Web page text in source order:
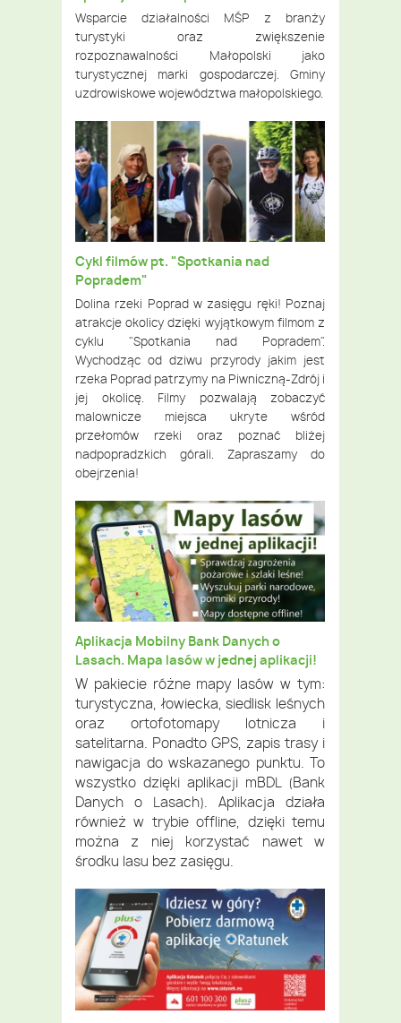
Wsparcie działalności MŚP z branży
turystyki oraz zwiększenie
rozpoznawalności Małopolski jako
turystycznej marki gospodarczej. Gminy
uzdrowiskowe województwa małopolskiego.
Cykl filmów pt. "Spotkania nad
Popradem"
Dolina rzeki Poprad w zasięgu ręki! Poznaj
atrakcje okolicy dzięki wyjątkowym filmom z
cyklu "Spotkania nad Popradem".
Wychodząc od dziwu przyrody jakim jest
rzeka Poprad patrzymy na Piwniczną-Zdrój i
jej okolicę. Filmy pozwalają zobaczyć
malownicze miejsca ukryte wśród
przełomów rzeki oraz poznać bliżej
nadpopradzkich górali. Zapraszamy do
obejrzenia!
Aplikacja Mobilny Bank Danych o
Lasach. Mapa lasów w jednej aplikacji!
W pakiecie różne mapy lasów w tym:
turystyczna, łowiecka, siedlisk leśnych
oraz ortofotomapy lotnicza i
satelitarna. Ponadto GPS, zapis trasy i
nawigacja do wskazanego punktu.
To
wszystko dzięki aplikacji mBDL (Bank
Danych o Lasach). Aplikacja działa
również w trybie offline, dzięki temu
można z niej korzystać nawet w
środku lasu bez zasięgu.